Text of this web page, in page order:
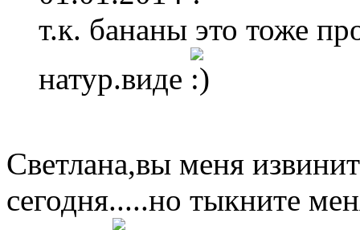
т.к. бананы это тоже
натур.виде
Светлана,вы меня
сегодня.....но тыкните